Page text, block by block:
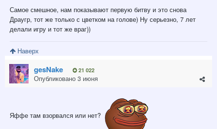
Самое смешное, нам показывают первую битву и это снова
Драугр, тот же только с цветком на голове) Ну серьезно, 7 лет
делали игру и тот же враг))
Наверх
gesNake 21 022
Опубликовано 3 июня
Яффе там взорвался или нет?